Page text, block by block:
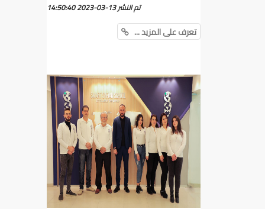
تم النشر2023-03-13 14:50:40
تعرف على المزيد ...